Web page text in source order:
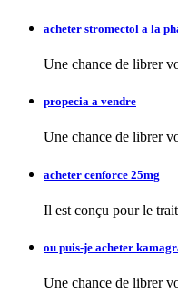
acheter stromectol a la
Une chance de librer
propecia a vendre
Une chance de librer
acheter cenforce 25mg
Il est conçu pour le
ou puis-je acheter
Une chance de librer